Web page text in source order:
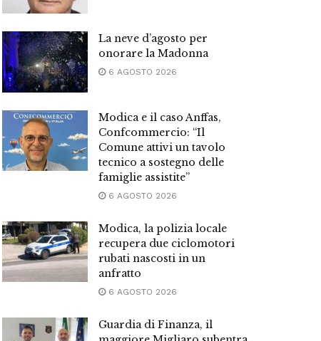
La neve d’agosto per
onorare la Madonna
6 AGOSTO 2026
Modica e il caso Anffas,
Confcommercio: “Il
Comune attivi un tavolo
tecnico a sostegno delle
famiglie assistite”
6 AGOSTO 2026
Modica, la polizia locale
recupera due ciclomotori
rubati nascosti in un
anfratto
6 AGOSTO 2026
Guardia di Finanza, il